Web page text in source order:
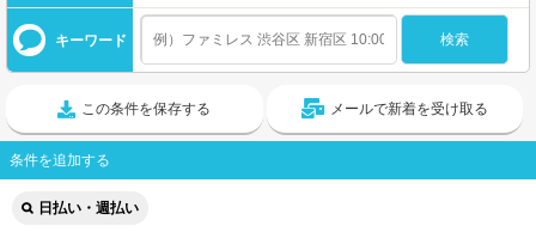
キーワード
この条件を保存する メールで新着を受け取る
条件を追加する
日払い・週払い